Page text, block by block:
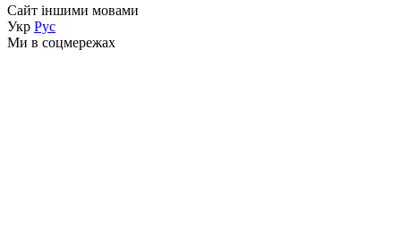
Сайт іншими мовами
Укр Рус
Ми в соцмережах